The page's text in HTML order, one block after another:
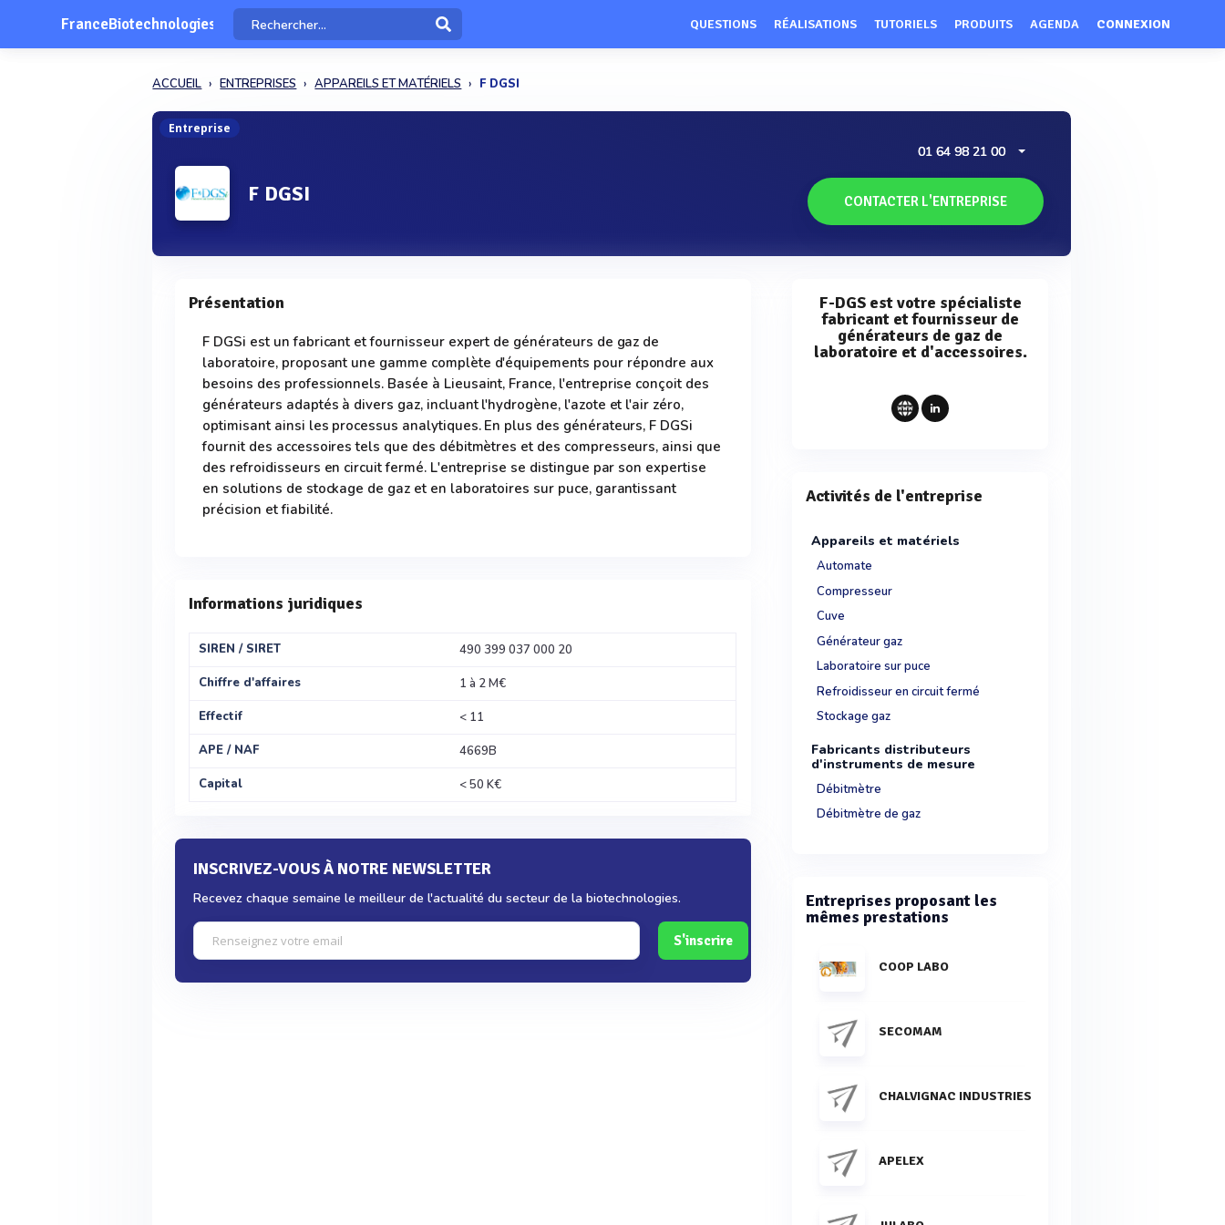
FranceBiotechnologies QUESTIONS RÉALISATIONS TUTORIELS PRODUITS AGENDA CONNEXION
ACCUEIL ENTREPRISES APPAREILS ET MATÉRIELS F DGSI
Entreprise
F DGSI
01 64 98 21 00
CONTACTER L'ENTREPRISE
Présentation
F DGSi est un fabricant et fournisseur expert de générateurs de gaz de
laboratoire, proposant une gamme complète d'équipements pour répondre aux
besoins des professionnels. Basée à Lieusaint, France, l'entreprise conçoit des
générateurs adaptés à divers gaz, incluant l'hydrogène, l'azote et l'air zéro,
optimisant ainsi les processus analytiques. En plus des générateurs, F DGSi
fournit des accessoires tels que des débitmètres et des compresseurs, ainsi que
des refroidisseurs en circuit fermé. L'entreprise se distingue par son expertise
en solutions de stockage de gaz et en laboratoires sur puce, garantissant
précision et fiabilité.
Informations juridiques
SIREN / SIRET
490 399 037 000 20
Chiffre d'affaires
1 à 2 M€
Effectif
< 11
APE / NAF
4669B
Capital
< 50 K€
INSCRIVEZ-VOUS À NOTRE NEWSLETTER
Recevez chaque semaine le meilleur de l'actualité du secteur de la biotechnologies.
S'inscrire
F-DGS est votre spécialiste
fabricant et fournisseur de
générateurs de gaz de
laboratoire et d'accessoires.
Activités de l'entreprise
Appareils et matériels
Automate
Compresseur
Cuve
Générateur gaz
Laboratoire sur puce
Refroidisseur en circuit fermé
Stockage gaz
Fabricants distributeurs
d'instruments de mesure
Débitmètre
Débitmètre de gaz
Entreprises proposant les
mêmes prestations
COOP LABO
SECOMAM
CHALVIGNAC INDUSTRIES
APELEX